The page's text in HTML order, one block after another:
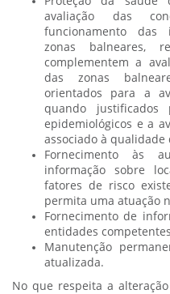
avaliação das
funcionamento das
zonas balneares,
complementem a
das zonas
orientados para a
quando justificados
epidemiológicos e a
associado à qualidade
Fornecimento às
informação sobre
fatores de risco
permita uma atuação
Fornecimento de
entidades
Manutenção
atualizada.
No que respeita a